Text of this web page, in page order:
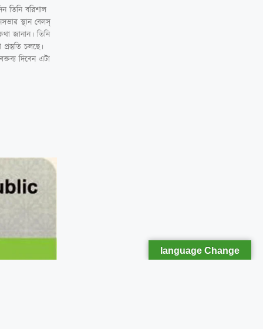
তিনি বরিশাল
স্থান বেলস্
জানান। তিনি
চলছে।
দিবেন এটা
language Change